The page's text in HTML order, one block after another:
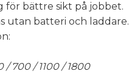
för bättre sikt på jobbet.
utan batteri och laddare.
700 / 1100 / 1800